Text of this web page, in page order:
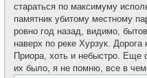
стараться по максимуму
памятник убитому местному
ровно год назад, видимо,
наверх по реке Хурзук.
Приора, хоть и небыстро. Еще
их было, я не помню, все в